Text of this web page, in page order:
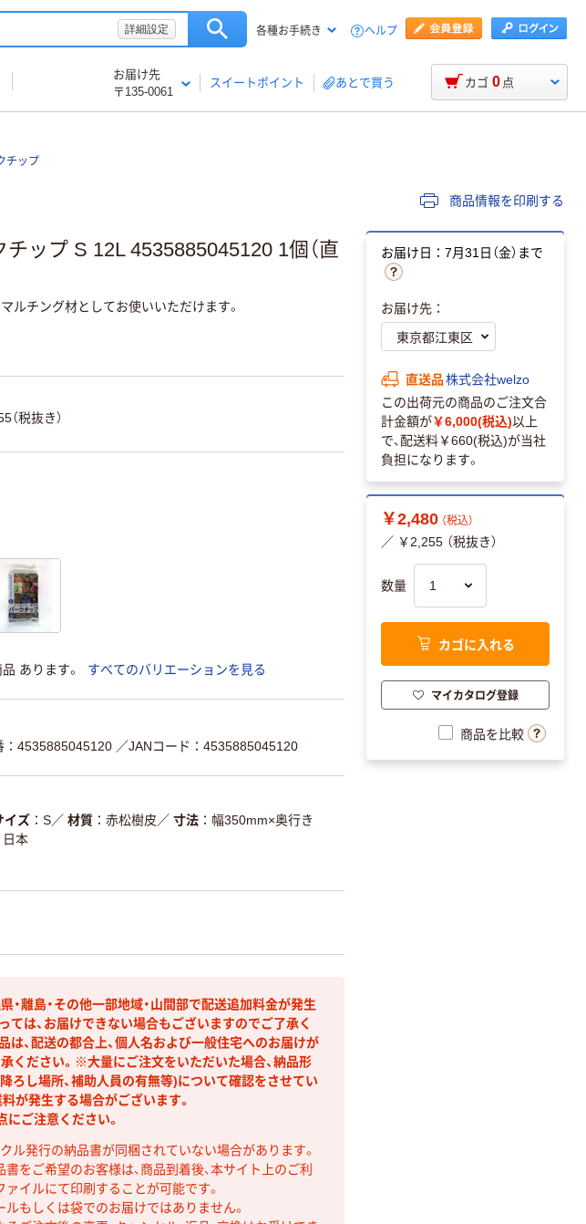
詳細設定 各種お手続き ヘルプ
お届け先
〒135-0061
スイートポイント あとで買う カゴ 0 点
チップ
商品情報を印刷する
ップ S 12L 4535885045120 1個（直
ルチング材としてお使いいただけます。
（税抜き）
あります。
すべてのバリエーションを見る
：4535885045120 ／JANコード：4535885045120
イズ S／ 材質 赤松樹皮 ／ 寸法
幅350mm×奥行き
日本
・離島・その他一部地域・山間部で配送追加料金が発生
ては、お届けできない場合もございますのでご了承く
は、配送の都合上、個人名および一般住宅へのお届けが
ください。※大量にご注文をいただいた場合、納品形
ろし場所、補助人員の有無等)について確認をさせてい
料が発生する場合がございます。
にご注意ください。
ル発行の納品書が同梱されていない場合があります。
をご希望のお客様は、商品到着後、本サイト上のご利
イルにて印刷することが可能です。
もしくは袋でのお届けではありません。
お届け日：7月31日（金）まで
お届け先：
直送品株式会社welzo
この出荷元の商品のご注文合
計金額が￥6,000(税込)以上
で、配送料￥660(税込)が当社
負担になります。
￥2,480 （税込）
／ ￥2,255 （税抜き）
数量
カゴに入れる
マイカタログ登録
商品を比較